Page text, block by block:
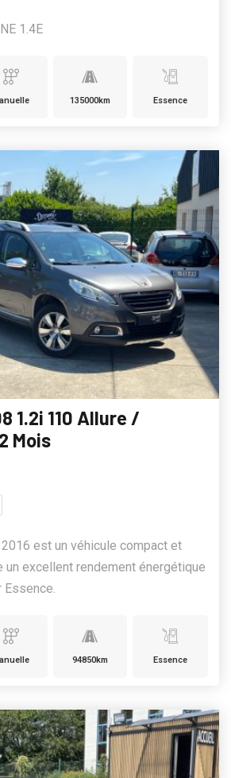
1.4E
135000km Essence
1.2i 110 Allure /
Mois
2016 est un véhicule compact et
excellent rendement énergétique
94850km Essence